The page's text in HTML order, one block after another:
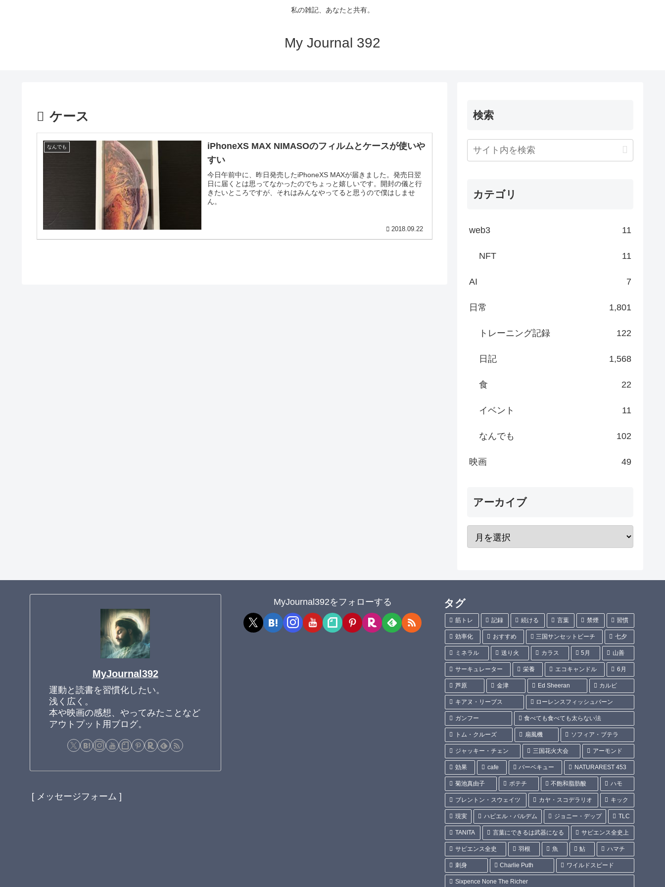
私の雑記、あなたと共有。
My Journal 392
ケース
なんでも
iPhoneXS MAX NIMASOのフィルムとケースが使いや
すい
今日午前中に、昨日発売したiPhoneXS MAXが届きました。発売日翌
日に届くとは思ってなかったのでちょっと嬉しいです。開封の儀と行
きたいところですが、それはみんなやってると思うので僕はしませ
ん。
2018.09.22
検索
カテゴリ
web3 11
NFT 11
AI 7
日常 1,801
トレーニング記録 122
日記 1,568
食 22
イベント 11
なんでも 102
映画 49
アーカイブ
MyJournal392
運動と読書を習慣化したい。
浅く広く。
本や映画の感想、やってみたことなど
アウトプット用ブログ。
[ メッセージフォーム ]
MyJournal392をフォローする タグ
筋トレ 記録 続ける 言葉 禁煙 習慣
効率化 おすすめ 三国サンセットビーチ 七夕
ミネラル 送り火 カラス 5月 山善
サーキュレーター 栄養 エコキャンドル 6月
芦原 金津 Ed Sheeran カルビ
キアヌ・リーブス ローレンスフィッシュバーン
ガンフー 食べても食べても太らない法
トム・クルーズ 扇風機 ソフィア・ブテラ
ジャッキー・チェン 三国花火大会 アーモンド
効果 cafe バーベキュー NATURAREST 453
菊池真由子 ポテチ 不飽和脂肪酸 ハモ
ブレントン・スウェイツ カヤ・スコデラリオ キック
現実 ハビエル・バルデム ジョニー・デップ TLC
TANITA 言葉にできるは武器になる サピエンス全史上
サピエンス全史 羽根 魚 鮎 ハマチ
刺身 Charlie Puth ワイルドスピード
Sixpence None The Richer